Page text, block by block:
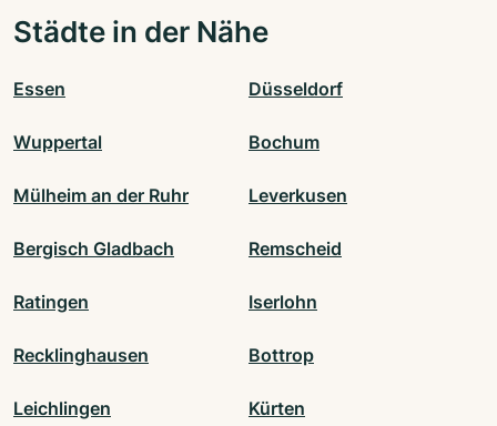
Städte in der Nähe
Essen Düsseldorf
Wuppertal Bochum
Mülheim an der Ruhr Leverkusen
Bergisch Gladbach Remscheid
Ratingen Iserlohn
Recklinghausen Bottrop
Leichlingen Kürten